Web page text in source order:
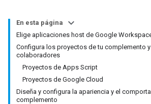
En esta página
Elige aplicaciones host de Google
Configura los proyectos de tu complemento
colaboradores
Proyectos de Apps Script
Proyectos de Google Cloud
Diseña y configura la apariencia y el
complemento